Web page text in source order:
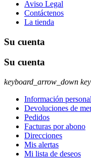
Aviso Legal
Contáctenos
La tienda
Su cuenta
Su cuenta
keyboard_arrow_down
Información personal
Devoluciones de
Pedidos
Facturas por abono
Direcciones
Mis alertas
Mi lista de deseos